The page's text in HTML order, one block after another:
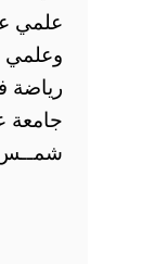
علمي علوم
جامعة عين